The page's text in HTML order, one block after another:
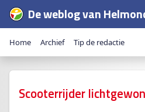
De weblog van
Home Archief Tip de redactie
Scooterrijder